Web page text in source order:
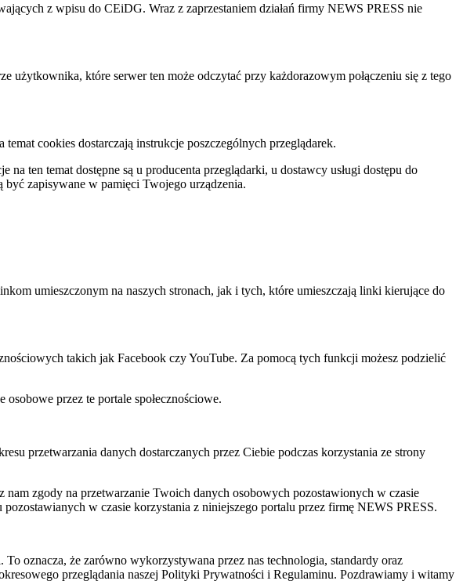
z wpisu do CEiDG. Wraz z zaprzestaniem działań firmy NEWS PRESS nie
które serwer ten może odczytać przy każdorazowym połączeniu się z tego
cookies dostarczają instrukcje poszczególnych przeglądarek.
ten temat dostępne są u producenta przeglądarki, u dostawcy usługi dostępu do
zapisywane w pamięci Twojego urządzenia.
umieszczonym na naszych stronach, jak i tych, które umieszczają linki kierujące do
takich jak Facebook czy YouTube. Za pomocą tych funkcji możesz podzielić
przez te portale społecznościowe.
przetwarzania danych dostarczanych przez Ciebie podczas korzystania ze strony
zgody na przetwarzanie Twoich danych osobowych pozostawionych w czasie
w czasie korzystania z niniejszego portalu przez firmę NEWS PRESS.
oznacza, że zarówno wykorzystywana przez nas technologia, standardy oraz
przeglądania naszej Polityki Prywatności i Regulaminu. Pozdrawiamy i witamy